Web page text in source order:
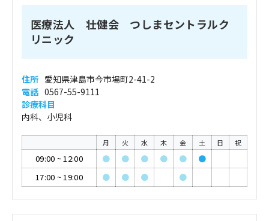
医療法人 壮健会 つしまセントラルク
リニック
住所 愛知県津島市今市場町2-41-2
電話 0567-55-9111
診療科目
内科、小児科
月 火 水 木 金 土 日 祝
09:00 ~12:00 ● ● ● ● ●
●
17:00 ~19:00 ● ● ● ●